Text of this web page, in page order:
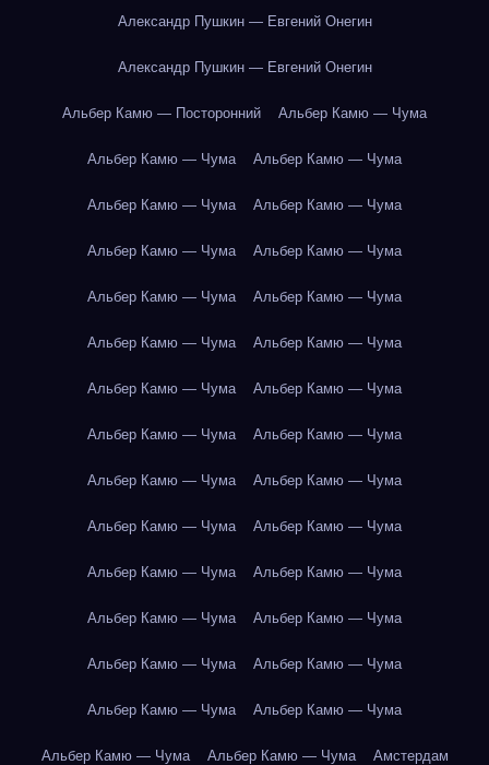
Александр Пушкин — Евгений Онегин
Александр Пушкин — Евгений Онегин
Альбер Камю — Посторонний Альбер Камю — Чума
Альбер Камю — Чума Альбер Камю — Чума
Альбер Камю — Чума Альбер Камю — Чума
Альбер Камю — Чума Альбер Камю — Чума
Альбер Камю — Чума Альбер Камю — Чума
Альбер Камю — Чума Альбер Камю — Чума
Альбер Камю — Чума Альбер Камю — Чума
Альбер Камю — Чума Альбер Камю — Чума
Альбер Камю — Чума Альбер Камю — Чума
Альбер Камю — Чума Альбер Камю — Чума
Альбер Камю — Чума Альбер Камю — Чума
Альбер Камю — Чума Альбер Камю — Чума
Альбер Камю — Чума Альбер Камю — Чума
Альбер Камю — Чума Альбер Камю — Чума
Альбер Камю — Чума Альбер Камю — Чума Амстердам